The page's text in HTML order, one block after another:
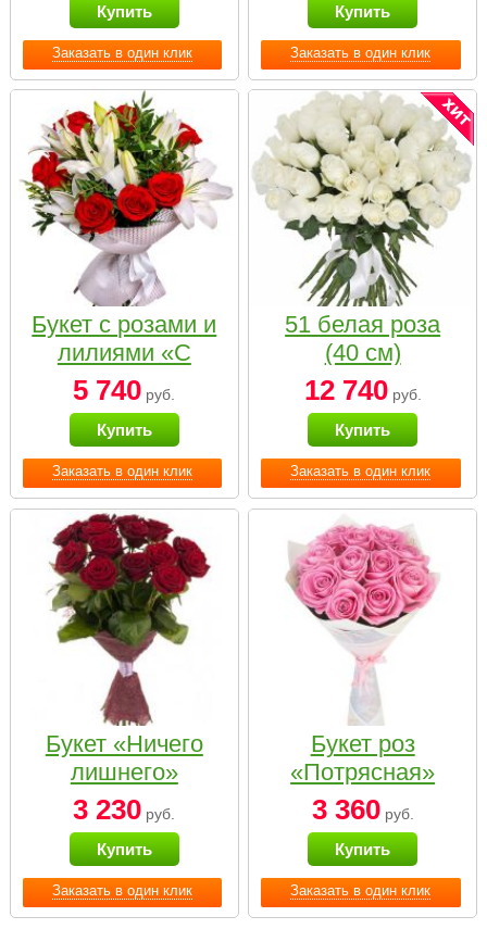
Заказать в один клик
Купить
Заказать в один клик
Купить
Заказать в один клик
Букет с розами и
лилиями «С
наилучшими
пожеланиями»
5 740 руб.
Купить
Заказать в один клик
51 белая роза
(40 см)
12 740руб.
Купить
Заказать в один клик
Букет «Ничего
лишнего»
3 230 руб.
Купить
Заказать в один клик
Букет роз
«Потрясная»
3 360руб.
Купить